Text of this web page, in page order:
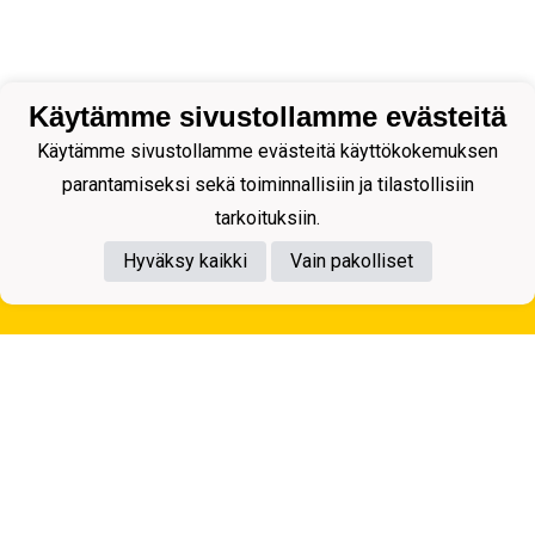
Käytämme sivustollamme evästeitä
Käytämme sivustollamme evästeitä käyttökokemuksen
parantamiseksi sekä toiminnallisiin ja tilastollisiin
tarkoituksiin.
Hyväksy kaikki
Vain pakolliset